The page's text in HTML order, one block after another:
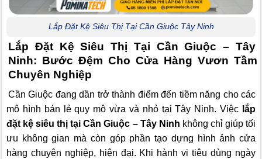
Lắp Đặt Kệ Siêu Thị Tại Cần Giuộc Tây Ninh
Lắp Đặt Kệ Siêu Thị Tại Cần Giuộc – Tây
Ninh: Bước Đệm Cho Cửa Hàng Vươn Tầm
Chuyên Nghiệp
Cần Giuộc đang dần trở thành điểm đến tiềm năng cho các
mô hình bán lẻ quy mô vừa và nhỏ tại Tây Ninh. Việc lắp
đặt kệ siêu thị tại Cần Giuộc – Tây Ninh không chỉ giúp tối
ưu không gian mà còn góp phần tạo dựng hình ảnh cửa
hàng chuyên nghiệp, hiện đại. Khi hành vi tiêu dùng ngày